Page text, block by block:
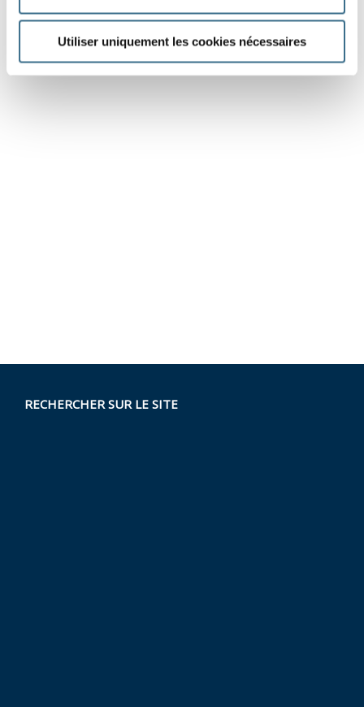
Utiliser uniquement les cookies nécessaires
RECHERCHER SUR LE SITE